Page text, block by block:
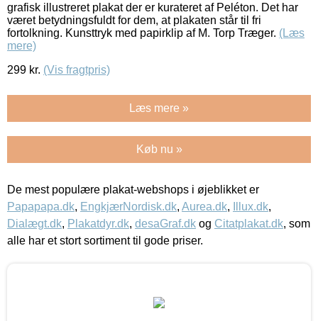
grafisk illustreret plakat der er kurateret af Peléton. Det har
været betydningsfuldt for dem, at plakaten står til fri
fortolkning. Kunsttryk med papirklip af M. Torp Træger. (Læs
mere)
299 kr. (Vis fragtpris)
Læs mere »
Køb nu »
De mest populære plakat-webshops i øjeblikket er
Papapapa.dk, EngkjærNordisk.dk, Aurea.dk, Illux.dk,
Dialægt.dk, Plakatdyr.dk, desaGraf.dk og Citatplakat.dk, som
alle har et stort sortiment til gode priser.